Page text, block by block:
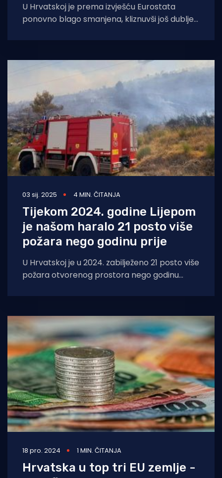
U Hrvatskoj je prema izvješću Eurostata
ponovno blago smanjena, kliznuvši još dublje
studenom
03 sij. 2025 4 MIN. ČITANJA
Tijekom 2024. godine Lijepom
je našom haralo 21 posto više
požara nego godinu prije
U Hrvatskoj je u 2024. zabilježeno 21 posto više
požara otvorenog prostora nego godinu
18 pro. 2024 1 MIN. ČITANJA
Hrvatska u top tri EU zemlje -